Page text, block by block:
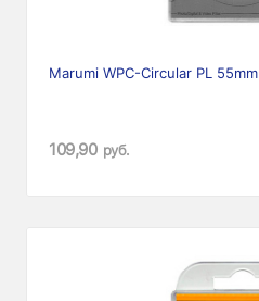
Marumi WPC-Circular PL 55mm
109,90 руб.